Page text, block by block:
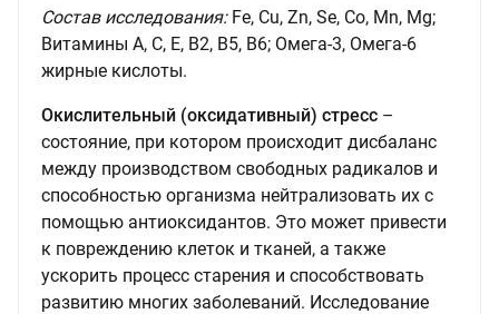
Состав исследования:Fe, Cu, Zn, Se, Со, Mn, Mg;
Витамины A, C, E, B2, B5, B6; Омега-3, Омега-6
жирные кислоты.
Окислительный (оксидативный) стресс –
состояние, при котором происходит дисбаланс
между производством свободных радикалов и
способностью организма нейтрализовать их с
помощью антиоксидантов. Это может привести
к повреждению клеток и тканей, а также
ускорить процесс старения и способствовать
развитию многих заболеваний. Исследование